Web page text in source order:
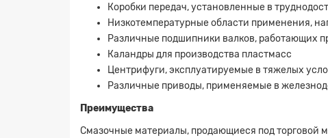
Коробки передач, установленные в
Низкотемпературные области применения,
Различные подшипники валков, работающих
Каландры для производства пластмасс
Центрифуги, эксплуатируемые в тяжелых
Различные приводы, применяемые в
Преимущества
Смазочные материалы, продающиеся под торговой